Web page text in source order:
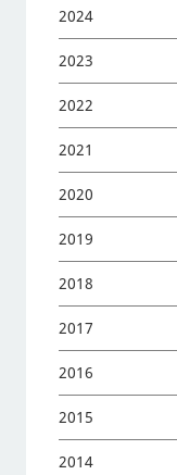
2024
2023
2022
2021
2020
2019
2018
2017
2016
2015
2014